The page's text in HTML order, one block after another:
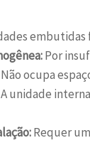
embutidas
Por
Não ocupa
A unidade
Requer